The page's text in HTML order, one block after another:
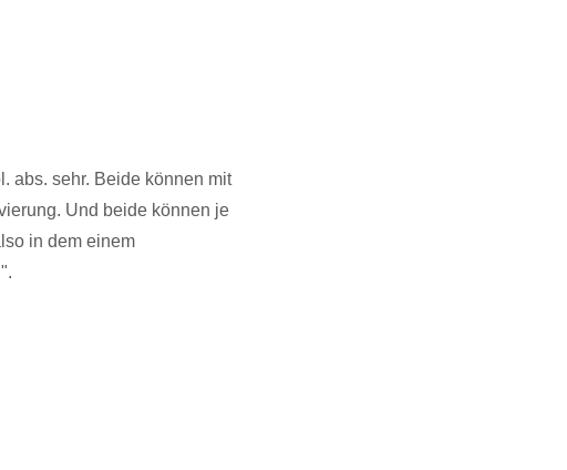
abs. sehr. Beide können mit
Und beide können je
in dem einem